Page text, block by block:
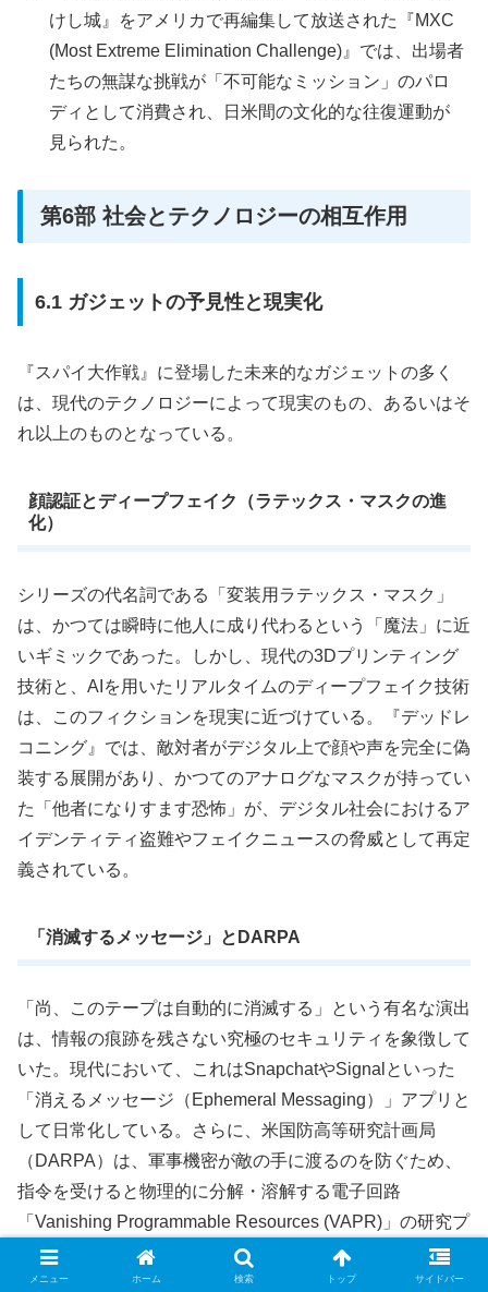
けし城』をアメリカで再編集して放送された『MXC
(Most Extreme Elimination Challenge)』では、出場者
たちの無謀な挑戦が「不可能なミッション」のパロ
ディとして消費され、日米間の文化的な往復運動が
見られた。
第6部 社会とテクノロジーの相互作用
6.1 ガジェットの予見性と現実化
『スパイ大作戦』に登場した未来的なガジェットの多く
は、現代のテクノロジーによって現実のもの、あるいはそ
れ以上のものとなっている。
顔認証とディープフェイク（ラテックス・マスクの進
化）
シリーズの代名詞である「変装用ラテックス・マスク」
は、かつては瞬時に他人に成り代わるという「魔法」に近
いギミックであった。しかし、現代の3Dプリンティング
技術と、AIを用いたリアルタイムのディープフェイク技術
は、このフィクションを現実に近づけている。『デッドレ
コニング』では、敵対者がデジタル上で顔や声を完全に偽
装する展開があり、かつてのアナログなマスクが持ってい
た「他者になりすます恐怖」が、デジタル社会におけるア
イデンティティ盗難やフェイクニュースの脅威として再定
義されている。
「消滅するメッセージ」とDARPA
「尚、このテープは自動的に消滅する」という有名な演出
は、情報の痕跡を残さない究極のセキュリティを象徴して
いた。現代において、これはSnapchatやSignalといった
「消えるメッセージ（Ephemeral Messaging）」アプリと
して日常化している。さらに、米国防高等研究計画局
（DARPA）は、軍事機密が敵の手に渡るのを防ぐため、
指令を受けると物理的に分解・溶解する電子回路
「Vanishing Programmable Resources (VAPR)」の研究プ
ロジェクトを進めている。フィクションの中の荒唐無稽な
アイデアが、実際の軍事技術開発の目標として設定されて
メニュー ホーム 検索 トップ サイドバー